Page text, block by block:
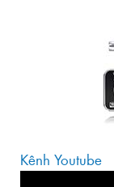
Kênh Youtube